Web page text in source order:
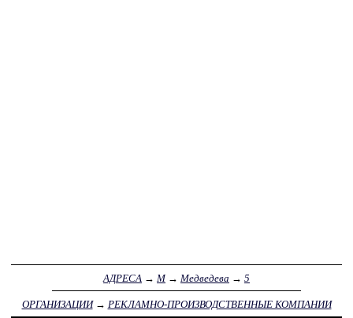
АДРЕСА → М→ Медведева → 5
ОРГАНИЗАЦИИ→ РЕКЛАМНО-ПРОИЗВОДСТВЕННЫЕ КОМПАНИИ